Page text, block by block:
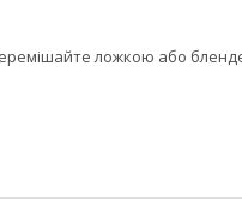
ложкою або